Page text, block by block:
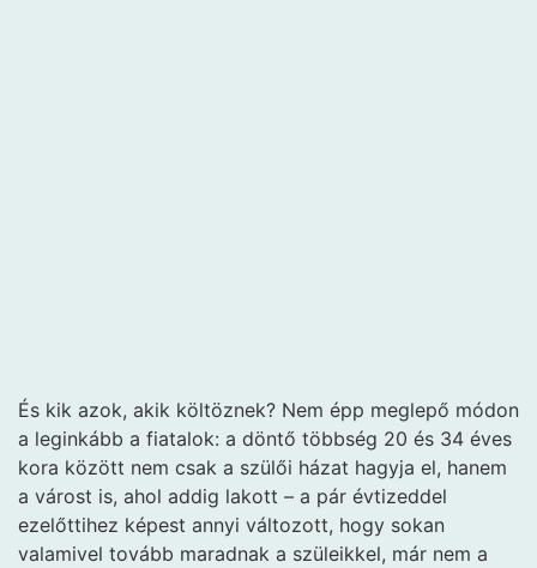
És kik azok, akik költöznek? Nem épp meglepő módon
a leginkább a fiatalok: a döntő többség 20 és 34 éves
kora között nem csak a szülői házat hagyja el, hanem
a várost is, ahol addig lakott – a pár évtizeddel
ezelőttihez képest annyi változott, hogy sokan
valamivel tovább maradnak a szüleikkel, már nem a